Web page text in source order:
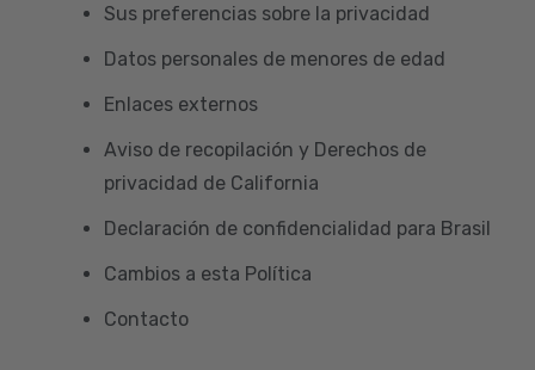
Sus preferencias sobre la privacidad
Datos personales de menores de edad
Enlaces externos
Aviso de recopilación y Derechos de
privacidad de California
Declaración de confidencialidad para Brasil
Cambios a esta Política
Contacto